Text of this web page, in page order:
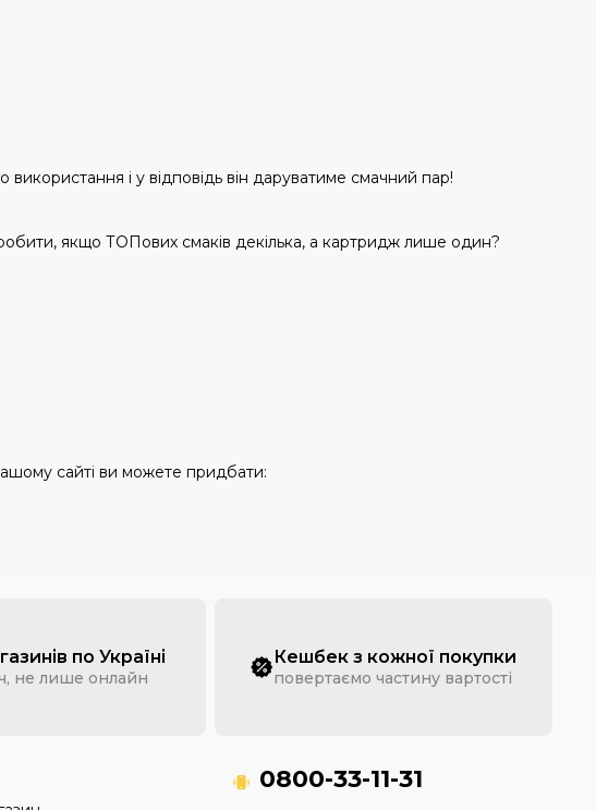
і у відповідь він даруватиме смачний пар!
якщо ТОПових смаків декілька, а картридж лише один?
сайті ви можете придбати:
по Україні
не лише онлайн
Кешбек з кожної покупки
повертаємо частину вартості
0800-33-11-31